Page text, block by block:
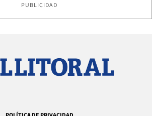
PUBLICIDAD